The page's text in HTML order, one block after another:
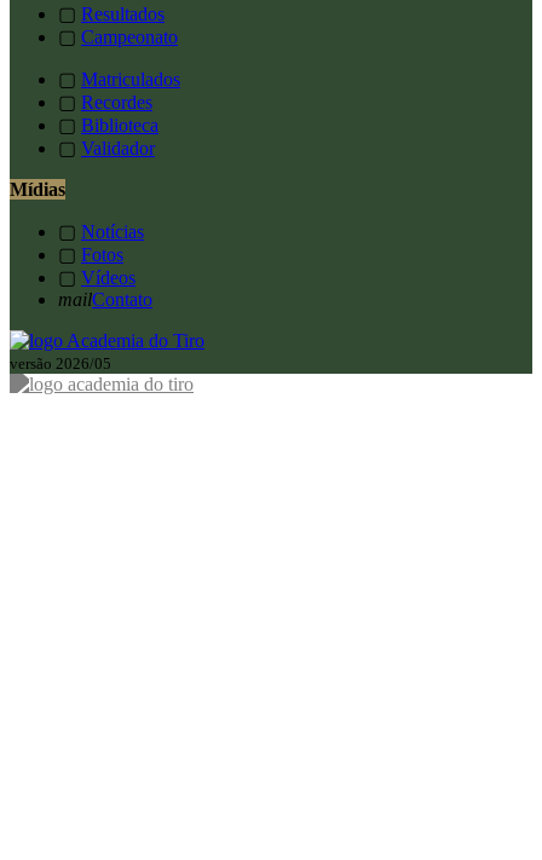
▢ Resultados
▢ Campeonato
▢ Matriculados
▢ Recordes
▢ Biblioteca
▢ Validador
Mídias
▢ Notícias
▢ Fotos
▢ Vídeos
mailContato
versão 2026/05